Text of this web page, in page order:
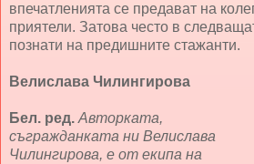
впечатленията се предават на
приятели. Затова често в
познати на предишните стажанти.
Велислава Чилингирова
Бел. ред. Авторката,
съгражданката ни Велислава
Чилингирова, е от екипа на